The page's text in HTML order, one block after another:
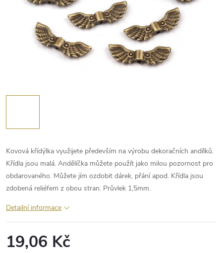
Kovová křídýlka využijete především na výrobu dekoračních andílků.
Křídla jsou malá. Andělíčka můžete použít jako milou pozornost pro
obdarovaného. Můžete jím ozdobit dárek, přání apod. Křídla jsou
zdobená reliéfem z obou stran. Průvlek 1,5mm.
Detailní informace
19,06 Kč